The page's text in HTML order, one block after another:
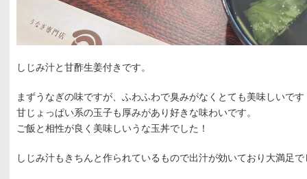
しじみ汁と甘酢生姜付きです。
まずうなぎの味ですが、ふわふわで臭みがなくとても美味しいです
甘じょっぱい系の玉子も厚みがあり好きな味わいです。
ご飯と相性が良く美味しいうな玉丼でした！
しじみ汁もきちんと作られているもので出汁が効いており大満足